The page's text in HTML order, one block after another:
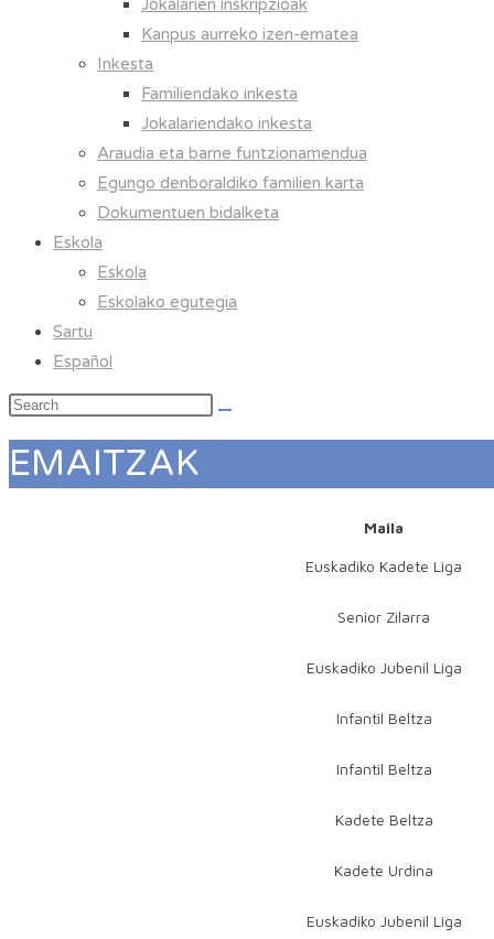
Jokalarien inskripzioak
Kanpus aurreko izen-ematea
Inkesta
Familiendako inkesta
Jokalariendako inkesta
Araudia eta barne funtzionamendua
Egungo denboraldiko familien karta
Dokumentuen bidalketa
Eskola
Eskola
Eskolako egutegia
Sartu
Español
EMAITZAK
Maila
Euskadiko Kadete Liga
Senior Zilarra
Euskadiko Jubenil Liga
Infantil Beltza
Infantil Beltza
Kadete Beltza
Kadete Urdina
Euskadiko Jubenil Liga